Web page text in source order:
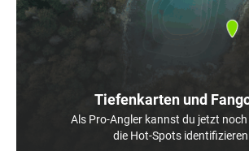
Tiefenkarten und
Als Pro-Angler kannst du jetzt
die Hot-Spots